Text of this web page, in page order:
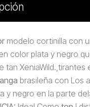
modelo cortinilla con
color plata y negro
tan XeniaWild.,tirantes
brasileña con Los
y negro en la parte